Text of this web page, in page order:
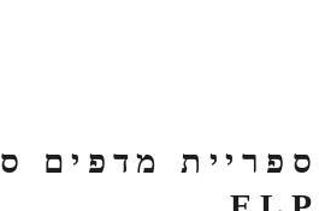
ספריית מדפים